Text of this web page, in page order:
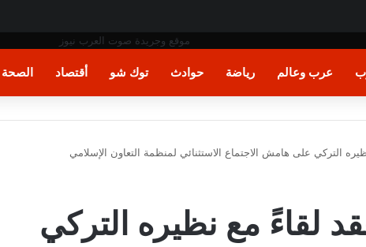
عرب وعالم رياضة حوادث توك شو أقتصاد الصحة
التركي على هامش الاجتماع الاستثنائي لمنظمة التعاون الإسلامي
لقاءً مع نظيره التركي